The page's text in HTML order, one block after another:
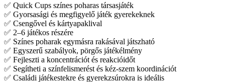
✅ Quick Cups színes poharas társasjáték
✅ Gyorsasági és megfigyelő játék gyerekeknek
✅ Csengővel és kártyapaklival
✅ 2–6 játékos részére
✅ Színes poharak egymásra rakásával játszható
✅ Egyszerű szabályok, pörgős játékélmény
✅ Fejleszti a koncentrációt és reakcióidőt
✅ Segítheti a színfelismerést és kéz-szem koordinációt
✅ Családi játékestekre és gyerekzsúrokra is ideális